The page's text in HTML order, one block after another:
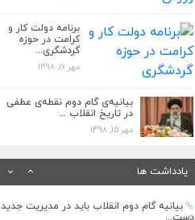
برنامه دولت کار و
کرامت در حوزه
گردشگری...
مهر 16, 1398
بیانیه‌ی گام دوم نقطه‌ی عطفی
در تاریخ انقلاب ...
مهر 15, 1398
یادداشت ها
دلایل سید ابراهیم رئیسی برای خروج آستان
قدس ا...
مهر 26, 1398
مدیریتی...
مهر 26, 1398
مهر 26, 1398
بیانیه گام دوم انقلاب باید در مدیریت جدید